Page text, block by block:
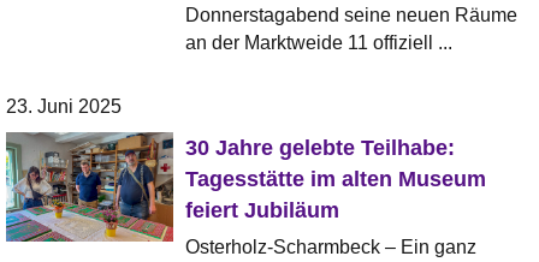
Donnerstagabend seine neuen Räume
an der Marktweide 11 offiziell ...
23. Juni 2025
30 Jahre gelebte Teilhabe:
Tagesstätte im alten Museum
feiert Jubiläum
Osterholz-Scharmbeck – Ein ganz